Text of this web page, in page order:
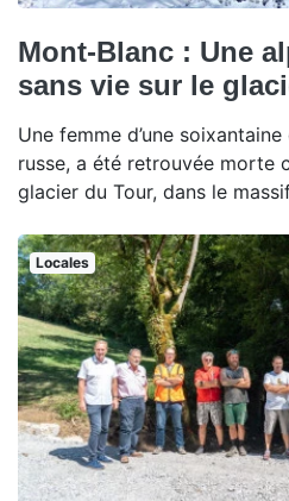
Mont-Blanc : Une
sans vie sur le
Une femme d’une
russe, a été retrouvée morte
glacier du Tour, dans le
Locales